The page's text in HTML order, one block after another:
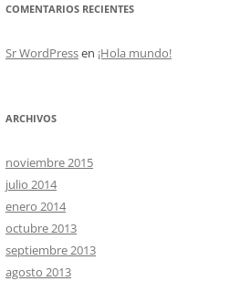
COMENTARIOS RECIENTES
Sr WordPressen ¡Hola mundo!
ARCHIVOS
noviembre 2015
julio 2014
enero 2014
octubre 2013
septiembre 2013
agosto 2013